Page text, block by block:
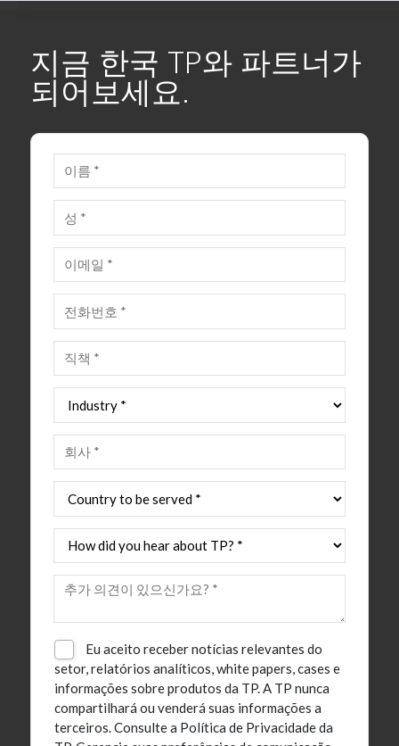
지금 한국 TP와 파트너가
되어보세요.
Eu aceito receber notícias relevantes do
setor, relatórios analíticos, white papers, cases e
informações sobre produtos da TP. A TP nunca
compartilhará ou venderá suas informações a
terceiros.Consulte a Política de Privacidade da